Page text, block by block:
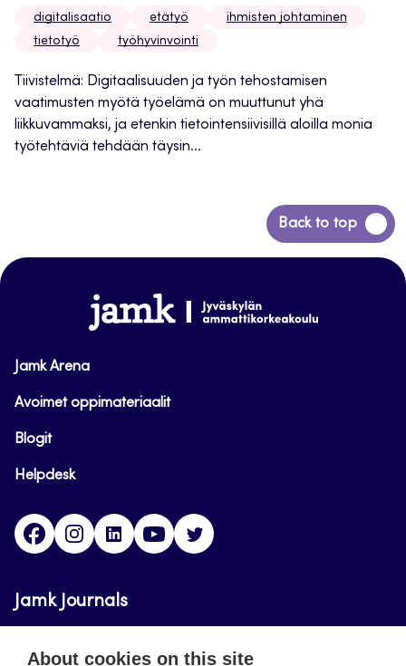
digitalisaatio etätyö
ihmisten johtaminen
tietotyö
työhyvinvointi
Tiivistelmä: Digitaalisuuden ja työn tehostamisen
vaatimusten myötä työelämä on muuttunut yhä
liikkuvammaksi, ja etenkin tietointensiivisillä aloilla monia
työtehtäviä tehdään täysin...
Back to top
Back
to
www.jamk.fi
Jamk Arena
Avoimet oppimateriaalit
Blogit
Helpdesk
FacebookInstagram
LinkedInYoutube
Jamk Journals
Jamk Journals support teaching and research,
About cookies on this site